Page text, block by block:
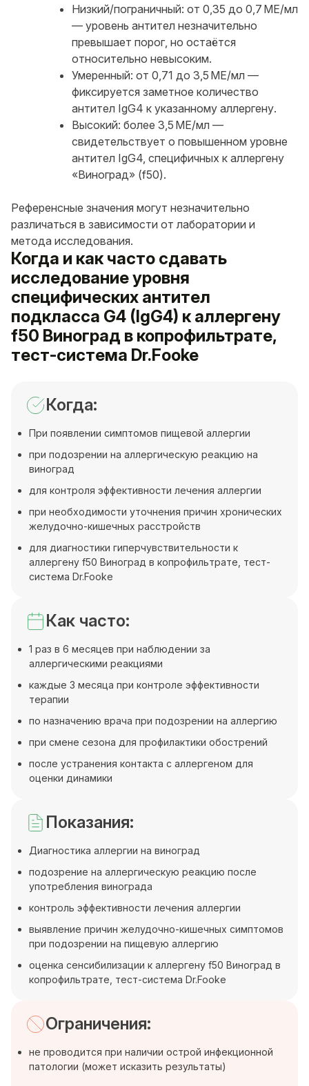
Низкий/пограничный: от 0,35 до 0,7 МЕ/мл
— уровень антител незначительно
превышает порог, но остаётся
относительно невысоким.
Умеренный: от 0,71 до 3,5 МЕ/мл —
фиксируется заметное количество
антител IgG4 к указанному аллергену.
Высокий: более 3,5 МЕ/мл —
свидетельствует о повышенном уровне
антител IgG4, специфичных к аллергену
«Виноград» (f50).
Референсные значения могут незначительно
различаться в зависимости от лаборатории и
метода исследования.
Когда и как часто сдавать
исследование уровня
специфических антител
подкласса G4 (IgG4) к аллергену
f50 Виноград в копрофильтрате,
тест-система Dr.Fooke
Когда:
При появлении симптомов пищевой аллергии
при подозрении на аллергическую реакцию на
виноград
для контроля эффективности лечения аллергии
при необходимости уточнения причин хронических
желудочно-кишечных расстройств
для диагностики гиперчувствительности к
аллергену f50 Виноград в копрофильтрате, тест-
система Dr.Fooke
Как часто:
1 раз в 6 месяцев при наблюдении за
аллергическими реакциями
каждые 3 месяца при контроле эффективности
терапии
по назначению врача при подозрении на аллергию
при смене сезона для профилактики обострений
после устранения контакта с аллергеном для
оценки динамики
Показания:
Диагностика аллергии на виноград
подозрение на аллергическую реакцию после
употребления винограда
контроль эффективности лечения аллергии
выявление причин желудочно-кишечных симптомов
при подозрении на пищевую аллергию
оценка сенсибилизации к аллергену f50 Виноград в
копрофильтрате, тест-система Dr.Fooke
Ограничения:
не проводится при наличии острой инфекционной
патологии (может исказить результаты)